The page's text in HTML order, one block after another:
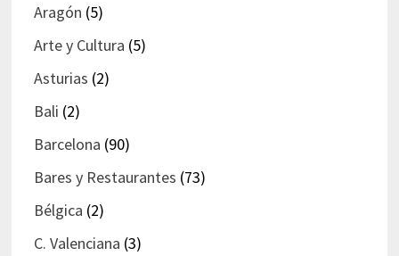
Aragón (5)
Arte y Cultura (5)
Asturias (2)
Bali (2)
Barcelona (90)
Bares y Restaurantes (73)
Bélgica (2)
C. Valenciana (3)